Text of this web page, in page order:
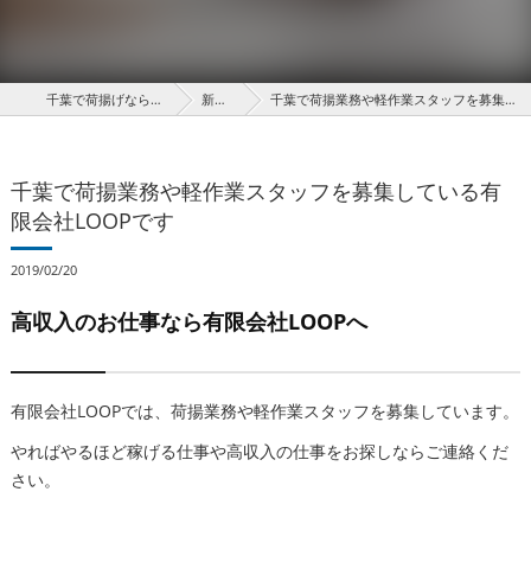
千葉で荷揚げなら有限会社LOOP 新着情報 千葉で荷揚業務や軽作業スタッフを募集している有限会社LOOPです
千葉で荷揚業務や軽作業スタッフを募集している有
限会社LOOPです
2019/02/20
高収入のお仕事なら有限会社LOOPへ
有限会社LOOPでは、荷揚業務や軽作業スタッフを募集しています。
やればやるほど稼げる仕事や高収入の仕事をお探しならご連絡くだ
さい。